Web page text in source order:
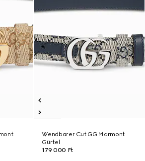
Wendbarer Cut GG Marmont
Gürtel
179 000 Ft